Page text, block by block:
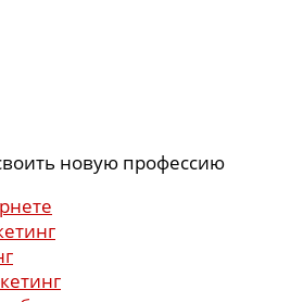
новую профессию